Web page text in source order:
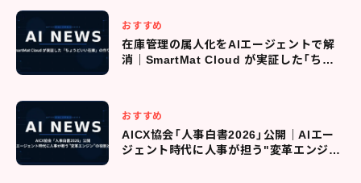
おすすめ
在庫管理の属人化をAIエージェントで解
消｜SmartMat Cloud が実証した「ちょ
おすすめ
AICX協会「人事白書2026」公開｜AIエー
ジェント時代に人事が担う"変革エンジ